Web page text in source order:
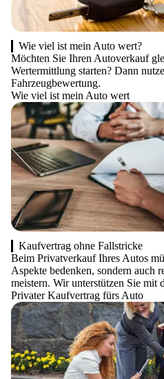
Wie viel ist mein Auto wert?
Möchten Sie Ihren Autoverkauf
Wertermittlung starten? Dann
Fahrzeugbewertung.
Wie viel ist mein Auto wert
Kaufvertrag ohne Fallstricke
Beim Privatverkauf Ihres Autos
Aspekte bedenken, sondern auch
meistern. Wir unterstützen Sie mit
Privater Kaufvertrag fürs Auto